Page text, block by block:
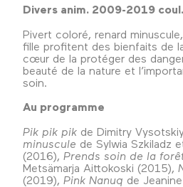
Divers anim. 2009-2019
Pivert coloré, renard
fille profitent des bienfaits de
cœur de la protéger des
beauté de la nature et
soin.
Au programme
Pik pik pik de Dimitry
minuscule de Sylwia Szkiladz
(2016), Prends soin de la
Metsämarja Aittokoski (2015),
(2019), Pink Nanuq de